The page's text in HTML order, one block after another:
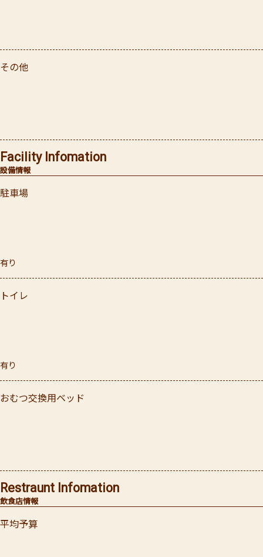
その他
設備情報
Facility Infomation
駐車場
有り
トイレ
有り
おむつ交換用ベッド
飲食店情報
Restraunt Infomation
平均予算